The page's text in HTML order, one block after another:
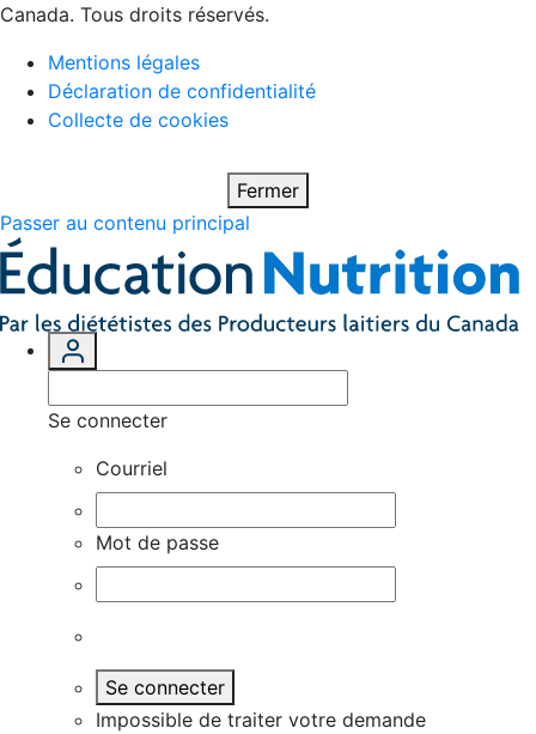
Canada. Tous droits réservés.
Mentions légales
Déclaration de confidentialité
Collecte de cookies
Fermer
Passer au contenu principal
Se connecter
Courriel
Mot de passe
Se connecter
Impossible de traiter votre demande